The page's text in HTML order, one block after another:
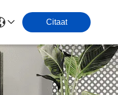
Citaat